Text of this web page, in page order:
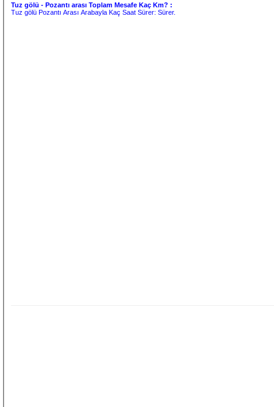
Tuz gölü - Pozantı arası Toplam Mesafe Kaç Km? :
Tuz gölü Pozantı Arası Arabayla Kaç Saat Sürer:Sürer.